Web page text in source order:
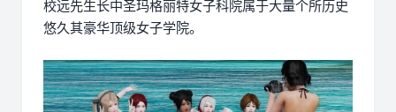
校远先生长中圣玛格丽特女子科院属于大量个所历史
悠久其豪华顶级女子学院。